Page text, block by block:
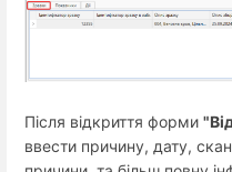
Після відкриття форми
ввести причину, дату,